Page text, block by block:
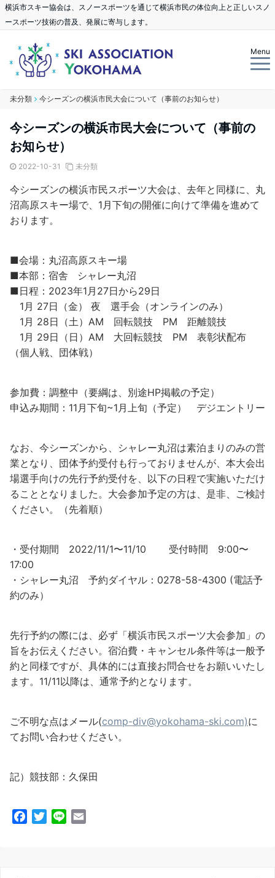
横浜市スキー協会は、スノースポーツを通じて横浜市民の体位向上と正しいスノ
ースポーツ技術の普及、発展に寄与します。
Menu
未分類 今シーズンの横浜市民大会について（事前のお知らせ）
今シーズンの横浜市民大会について（事前の
お知らせ）
2022-10-31 未分類
今シーズンの横浜市民スポーツ大会は、去年と同様に、丸
沼高原スキー場で、1月下旬の開催に向けて準備を進めて
おります。
■会場：丸沼高原スキー場
■本部：宿舎 シャレー丸沼
■日程：2023年1月27日から29日
1月 27日（金） 夜 選手会（オンラインのみ）
1月 28日（土）AM 回転競技 PM 距離競技
1月 29日（日）AM 大回転競技 PM 表彰状配布
（個人戦、団体戦）
参加費：調整中（要綱は、別途HP掲載の予定）
申込み期間：11月下旬~1月上旬（予定） デジエントリー
なお、今シーズンから、シャレー丸沼は素泊まりのみの営
業となり、団体予約受付も行っておりませんが、本大会出
場選手向けの先行予約受付を、以下の日程で実施いただけ
ることとなりました。大会参加予定の方は、是非、ご検討
ください。（先着順）
・受付期間 2022/11/1〜11/10 受付時間 9:00〜
17:00
・シャレー丸沼 予約ダイヤル：0278-58-4300 (電話予
約のみ）
先行予約の際には、必ず「横浜市民スポーツ大会参加」の
旨をお伝えください。宿泊費・キャンセル条件等は一般予
約と同様ですが、具体的には直接お問合せをお願いいたし
ます。11/11以降は、通常予約となります。
ご不明な点はメール(comp-div@yokohama-ski.com)に
てお問い合わせください。
記）競技部：久保田